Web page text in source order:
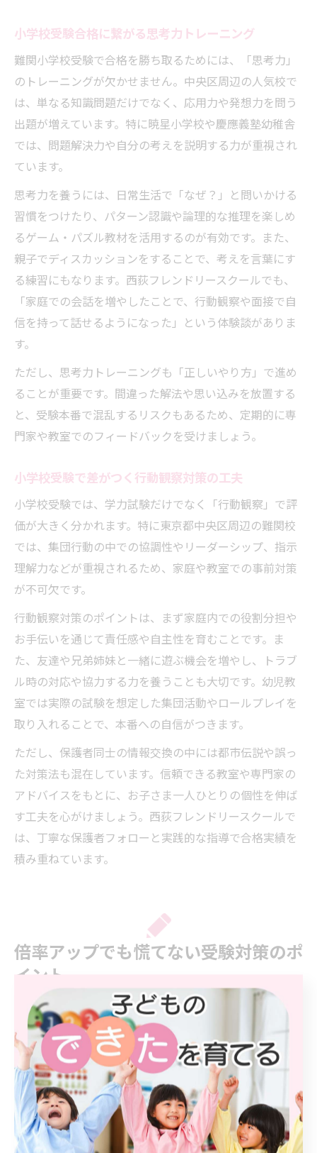
小学校受験合格に繋がる思考力トレーニング
難関小学校受験で合格を勝ち取るためには、「思考力」
のトレーニングが欠かせません。中央区周辺の人気校で
は、単なる知識問題だけでなく、応用力や発想力を問う
出題が増えています。特に暁星小学校や慶應義塾幼稚舎
では、問題解決力や自分の考えを説明する力が重視され
ています。
思考力を養うには、日常生活で「なぜ？」と問いかける
習慣をつけたり、パターン認識や論理的な推理を楽しめ
るゲーム・パズル教材を活用するのが有効です。また、
親子でディスカッションをすることで、考えを言葉にす
る練習にもなります。西荻フレンドリースクールでも、
「家庭での会話を増やしたことで、行動観察や面接で自
信を持って話せるようになった」という体験談がありま
す。
ただし、思考力トレーニングも「正しいやり方」で進め
ることが重要です。間違った解法や思い込みを放置する
と、受験本番で混乱するリスクもあるため、定期的に専
門家や教室でのフィードバックを受けましょう。
小学校受験で差がつく行動観察対策の工夫
小学校受験では、学力試験だけでなく「行動観察」で評
価が大きく分かれます。特に東京都中央区周辺の難関校
では、集団行動の中での協調性やリーダーシップ、指示
理解力などが重視されるため、家庭や教室での事前対策
が不可欠です。
行動観察対策のポイントは、まず家庭内での役割分担や
お手伝いを通じて責任感や自主性を育むことです。ま
た、友達や兄弟姉妹と一緒に遊ぶ機会を増やし、トラブ
ル時の対応や協力する力を養うことも大切です。幼児教
室では実際の試験を想定した集団活動やロールプレイを
取り入れることで、本番への自信がつきます。
ただし、保護者同士の情報交換の中には都市伝説や誤っ
た対策法も混在しています。信頼できる教室や専門家の
アドバイスをもとに、お子さま一人ひとりの個性を伸ば
す工夫を心がけましょう。西荻フレンドリースクールで
は、丁寧な保護者フォローと実践的な指導で合格実績を
積み重ねています。
倍率アップでも慌てない受験対策のポ
イント
小学校受験倍率の変動要因を徹底分析
東京都中央区周辺には「暁星小学校」「東洋英和女学院
小学部」「慶應義塾幼稚舎」など、通学利便性の高い人
気校が集まっています。これらの学校は毎年非常に高い
受験倍率を記録しており、倍率が変動する要因として
は、交通アクセスの良さや学校の教育方針、そして近年
の教育熱の高まりが挙げられます。